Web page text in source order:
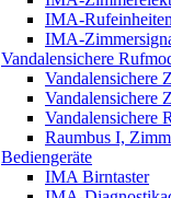
IMA-Rufeinheiten
IMA-
Vandalensichere
Vandalensichere
Vandalensichere
Vandalensichere
Raumbus I,
Bediengeräte
IMA Birntaster